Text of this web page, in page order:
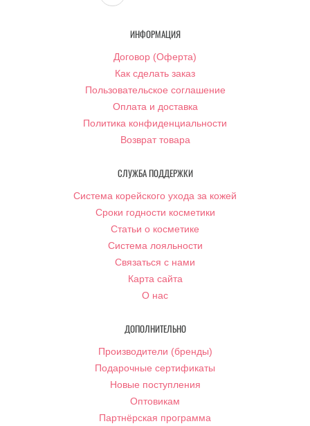
ИНФОРМАЦИЯ
Договор (Оферта)
Как сделать заказ
Пользовательское соглашение
Оплата и доставка
Политика конфиденциальности
Возврат товара
СЛУЖБА ПОДДЕРЖКИ
Система корейского ухода за кожей
Сроки годности косметики
Статьи о косметике
Система лояльности
Связаться с нами
Карта сайта
О нас
ДОПОЛНИТЕЛЬНО
Производители (бренды)
Подарочные сертификаты
Новые поступления
Оптовикам
Партнёрская программа